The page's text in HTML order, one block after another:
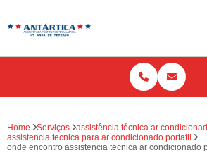
Home Serviços
assistência técnica ar
assistencia tecnica para ar condicionado portatil
onde encontro assistencia tecnica ar condicionado